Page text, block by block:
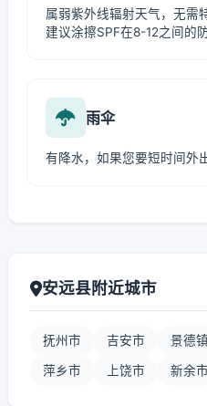
属弱紫外线辐射天气，无需
建议涂擦SPF在8-12之间的
雨伞
有降水，如果您要短时间外
安远县附近城市
抚州市 吉安市 景德
萍乡市 上饶市 新余市